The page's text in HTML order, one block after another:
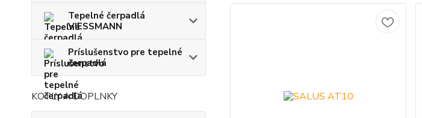
Tepelné čerpadlá
VIESSMANN
Príslušenstvo pre tepelné
čerpadlá
KOTLY A DOPLNKY